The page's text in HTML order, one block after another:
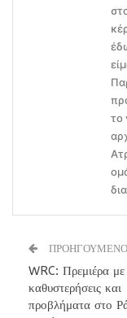
το
WRC: Πρεμιέρα με
καθυστερήσεις και
προβλήματα στο